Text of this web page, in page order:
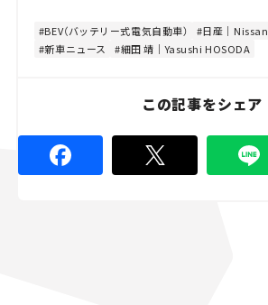
0
0
BEV（バッテリー式電気自動車） 日産｜Nissan
新車ニュース
細田 靖｜Yasushi HOSODA
この記事をシェア